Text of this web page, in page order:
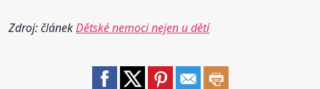
Zdroj: článekDětské nemoci nejen u dětí